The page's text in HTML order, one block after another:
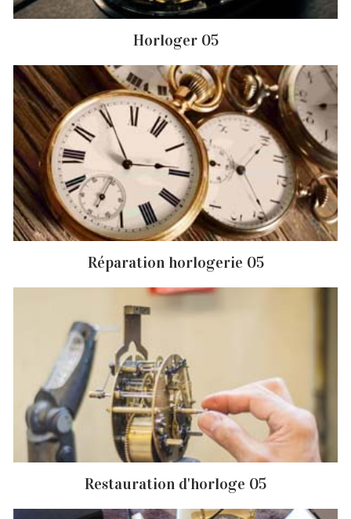
Horloger 05
Réparation horlogerie 05
Restauration d'horloge 05